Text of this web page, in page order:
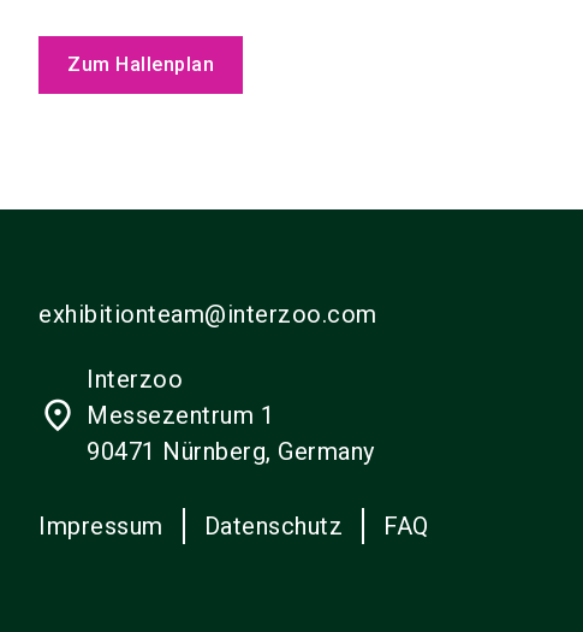
Zum Hallenplan
exhibitionteam@interzoo.com
place
Interzoo
Messezentrum 1
90471 Nürnberg, Germany
Impressum Datenschutz FAQ